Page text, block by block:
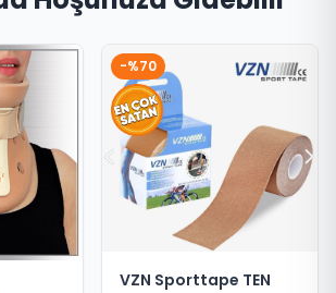
-%70
VZN Sporttape TEN